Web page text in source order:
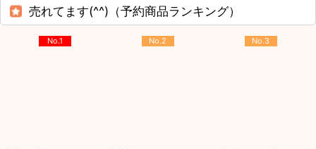
売れてます(^^)（予約商品ランキング）
No.1 No.2 No.3